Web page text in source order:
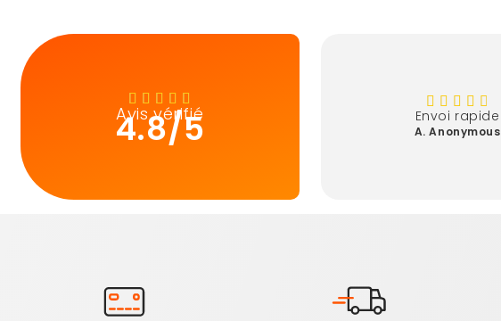
Avis vérifié
4.8/5 Envoi rapide
A. Anonymous